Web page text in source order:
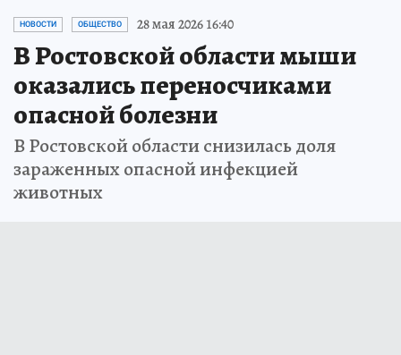
НОВОСТИ ОБЩЕСТВО 28 мая 2026 16:40
В Ростовской области мыши
оказались переносчиками
опасной болезни
В Ростовской области снизилась доля
зараженных опасной инфекцией
животных